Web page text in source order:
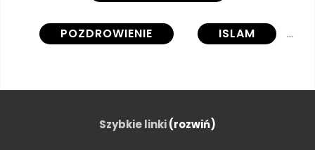
POZDROWIENIE ISLAM
MUZUŁMAŃSKIE
Szybkie linki(rozwiń)